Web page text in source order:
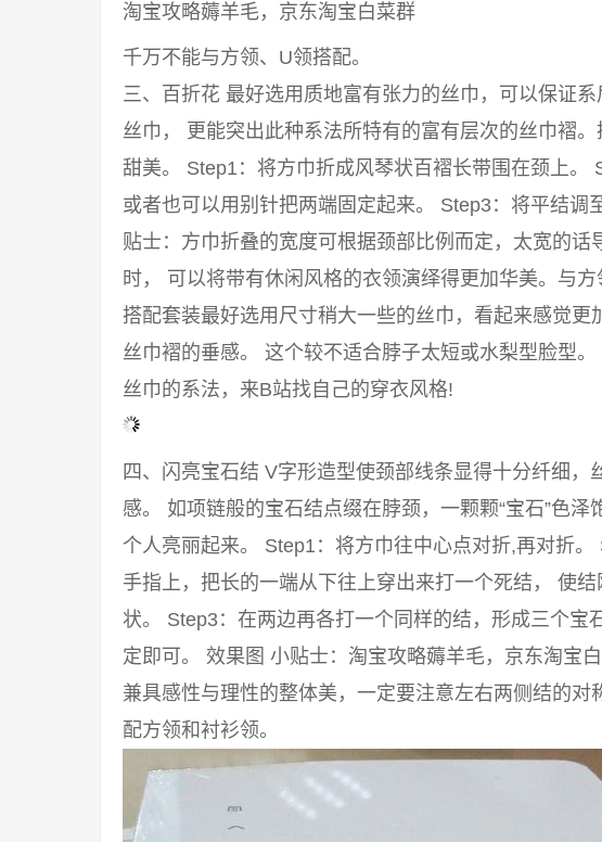
淘宝攻略薅羊毛，京东淘宝白菜群
千万不能与方领、U领搭配。
三、百折花 最好选用质地富有张力的丝巾，可以保证
丝巾， 更能突出此种系法所特有的富有层次的丝巾褶
甜美。 Step1：将方巾折成风琴状百褶长带围在颈上。
或者也可以用别针把两端固定起来。 Step3：将平结调
贴士：方巾折叠的宽度可根据颈部比例而定，太宽的话
时， 可以将带有休闲风格的衣领演绎得更加华美。与
搭配套装最好选用尺寸稍大一些的丝巾，看起来感觉更
丝巾褶的垂感。 这个较不适合脖子太短或水梨型脸型。
丝巾的系法，来B站找自己的穿衣风格!
四、闪亮宝石结 V字形造型使颈部线条显得十分纤细
感。 如项链般的宝石结点缀在脖颈，一颗颗“宝石”色
个人亮丽起来。 Step1：将方巾往中心点对折,再对折
手指上，把长的一端从下往上穿出来打一个死结， 使
状。 Step3：在两边再各打一个同样的结，形成三个宝
定即可。 效果图 小贴士：淘宝攻略薅羊毛，京东淘宝
兼具感性与理性的整体美，一定要注意左右两侧结的
配方领和衬衫领。